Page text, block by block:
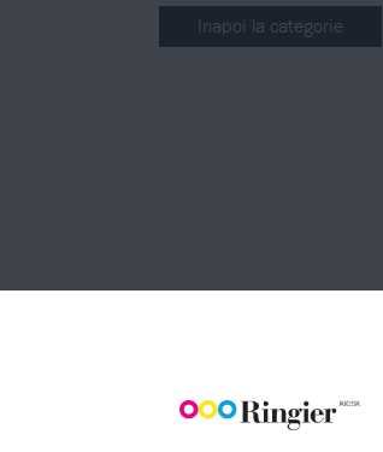
Inapoi la categorie
Fii la curent cu toate aparițiile din